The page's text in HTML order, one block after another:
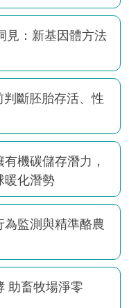
見：新基因體方法
斷胚胎存活、性
機碳儲存潛力，
暖化潛勢
監測與精準酪農
助畜牧場淨零